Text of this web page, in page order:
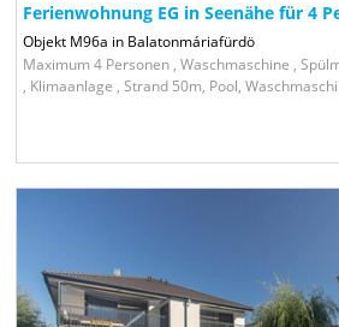
Ferienwohnung EG in Seenähe für 4
Objekt M96a in Balatonmáriafürdö
Maximum 4 Personen , Waschmaschine ,
, Klimaanlage , Strand 50m, Pool,